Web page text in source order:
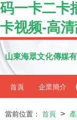
码一卡二卡
卡视频-高
山東海眾文化傳媒
首頁 企業簡介
當前位置： 首頁 >